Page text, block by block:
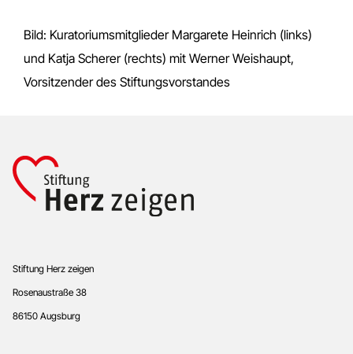
Bild: Kuratoriumsmitglieder Margarete Heinrich (links)
und Katja Scherer (rechts) mit Werner Weishaupt,
Vorsitzender des Stiftungs­vorstandes
Footer
Stiftung Herz zeigen
Rosenaustraße 38
86150 Augsburg